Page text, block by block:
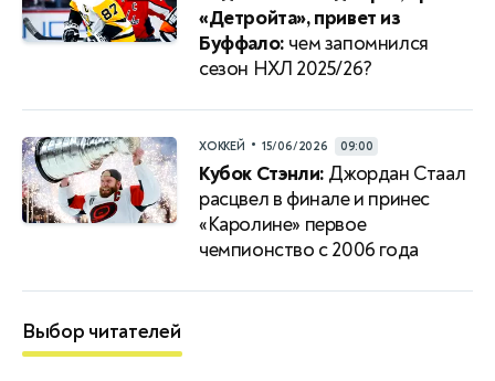
«Детройта», привет из
Буффало: чем запомнился
сезон НХЛ 2025/26?
ХОККЕЙ • 15/06/2026 09:00
Кубок Стэнли: Джордан Стаал
расцвел в финале и принес
«Каролине» первое
чемпионство с 2006 года
Выбор читателей